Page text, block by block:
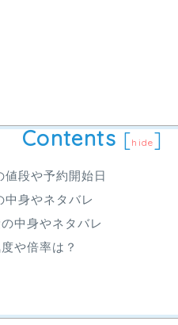
Contents [hide]
段や予約開始日
身やネタバレ
中身やネタバレ
や倍率は？